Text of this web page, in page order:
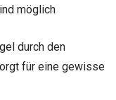
möglich
durch den
für eine gewisse